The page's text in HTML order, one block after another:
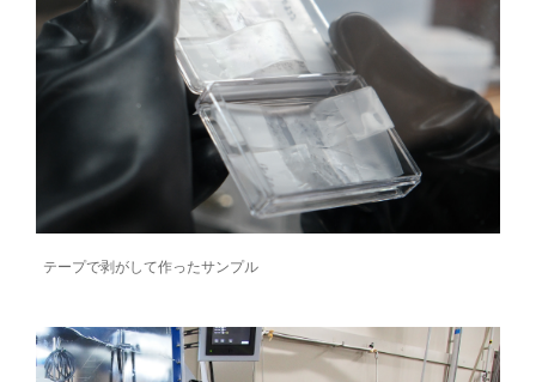
テープで剥がして作ったサンプル